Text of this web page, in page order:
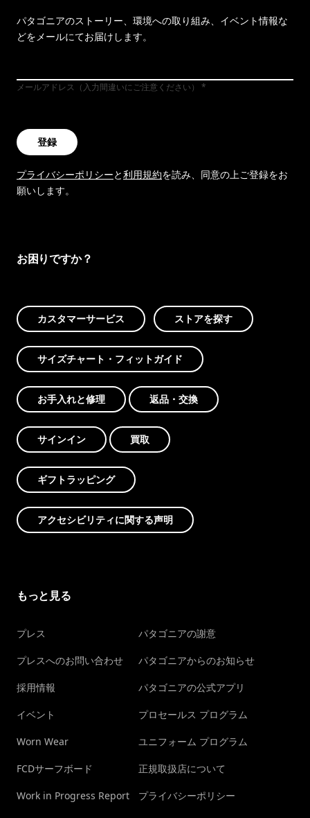
パタゴニアのストーリー、環境への取り組み、イベント情報な
どをメールにてお届けします。
メールアドレス（入力間違いにご注意ください）
登録
プライバシーポリシーと利用規約を読み、同意の上ご登録をお
願いします。
お困りですか？
カスタマーサービス ストアを探す
サイズチャート・フィットガイド
お手入れと修理 返品・交換
サインイン 買取
ギフトラッピング
アクセシビリティに関する声明
もっと見る
プレス
プレスへのお問い合わせ
採用情報
イベント
Worn Wear
FCDサーフボード
Work in Progress Report
パタゴニアの謝意
パタゴニアからのお知らせ
パタゴニアの公式アプリ
プロセールス プログラム
ユニフォーム プログラム
正規取扱店について
プライバシーポリシー